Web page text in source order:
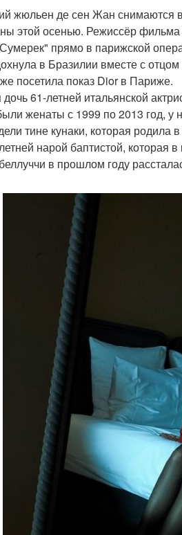
жюльен де сен Жан
этой осенью. Режиссёр
прямо в парижской
в Бразилии вместе с
посетила показ Dior в Париже.
61-летней итальянской
женаты с 1999 по 2013 год, у
тине кунаки, которая родила
нарой баптистой,
в прошлом году